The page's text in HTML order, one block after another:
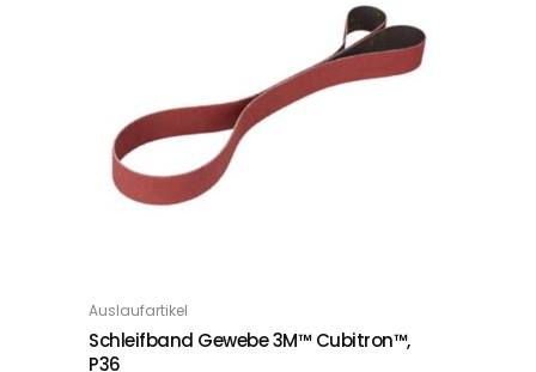
OPTIONS
Auslaufartikel
Schleifband Gewebe 3M™ Cubitron™,
P36